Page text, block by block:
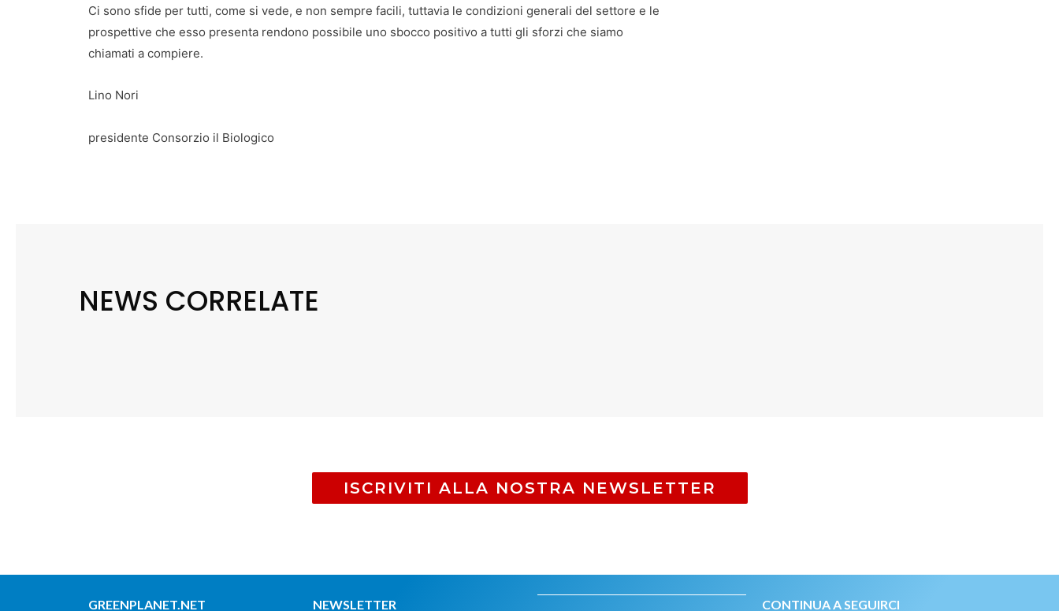
Ci sono sfide per tutti, come si vede, e non sempre facili, tuttavia le condizioni generali del settore e le
prospettive che esso presenta rendono possibile uno sbocco positivo a tutti gli sforzi che siamo
chiamati a compiere.
Lino Nori
presidente Consorzio il Biologico
NEWS CORRELATE
ISCRIVITI ALLA NOSTRA NEWSLETTER
GREENPLANET.NET NEWSLETTER CONTINUA A SEGUIRCI